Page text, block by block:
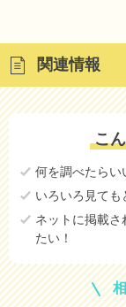
関連情報
こ
何を調べたらい
いろいろ見ても
ネットに掲載さ
たい！